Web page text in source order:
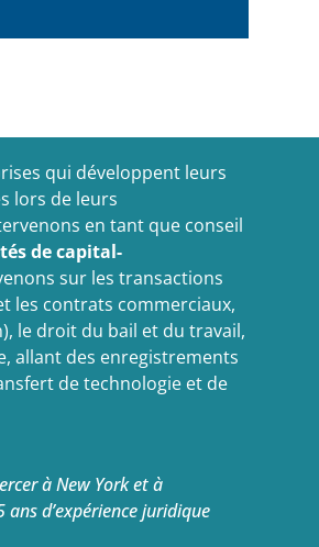
qui développent leurs
lors de leurs
en tant que conseil
de capital-
sur les transactions
les contrats commerciaux,
le droit du bail et du travail,
allant des enregistrements
de technologie et de
à New York et à
d’expérience juridique